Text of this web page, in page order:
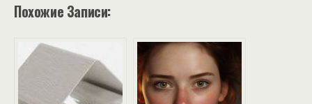
Похожие Записи: